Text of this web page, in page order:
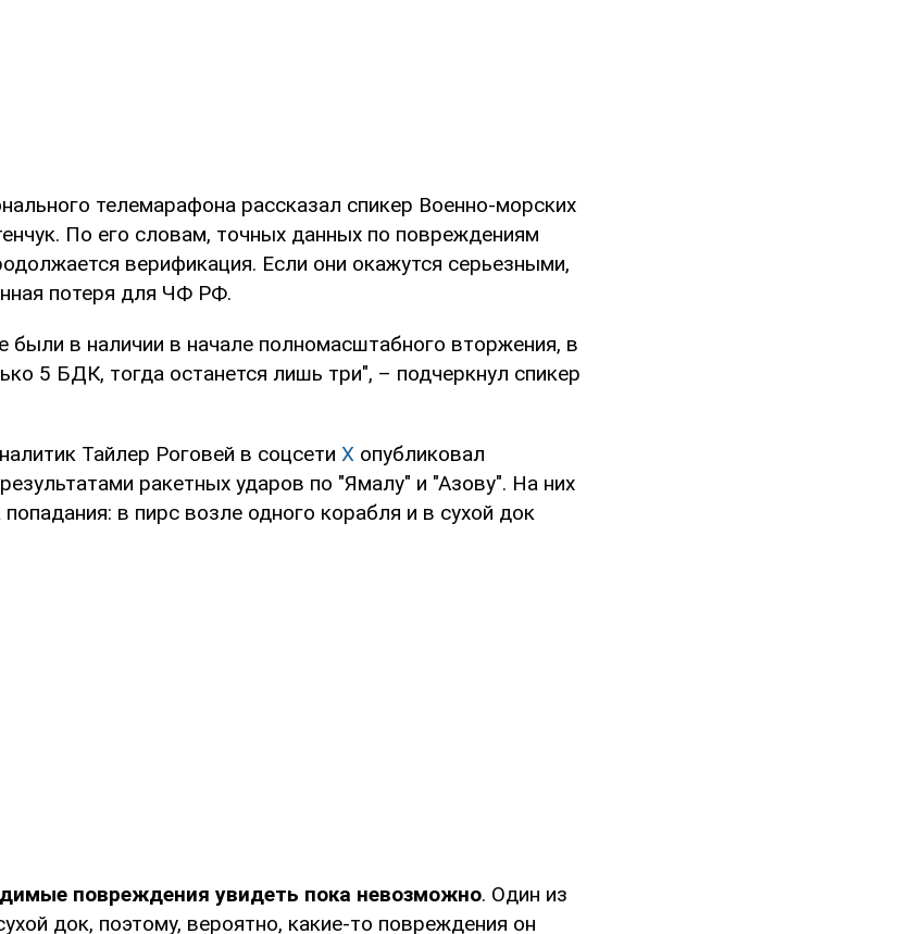
телемарафона рассказал спикер Военно-морских
По его словам, точных данных по повреждениям
верификация. Если они окажутся серьезными,
потеря для ЧФ РФ.
были в наличии в начале полномасштабного вторжения, в
5 БДК, тогда останется лишь три", – подчеркнул спикер
Тайлер Роговей в соцсети X опубликовал
ракетных ударов по "Ямалу" и "Азову". На них
в пирс возле одного корабля и в сухой док
повреждения увидеть пока невозможно. Один из
док, поэтому, вероятно, какие-то повреждения он